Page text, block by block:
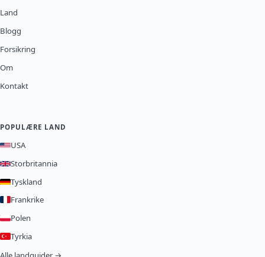
Land
Blogg
Forsikring
Om
Kontakt
POPULÆRE LAND
USA
Storbritannia
Tyskland
Frankrike
Polen
Tyrkia